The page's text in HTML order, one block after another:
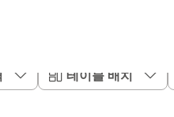
테이블 배치